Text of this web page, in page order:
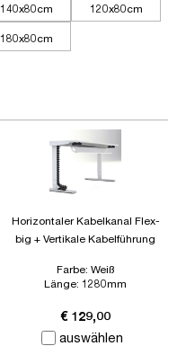
140x80cm 120x80cm
180x80cm
auswählen
Horizontaler Kabelkanal Flex-
big + Vertikale Kabelführung
Farbe: Weiß
Länge: 1280mm
Kabelführung
€ 129,00